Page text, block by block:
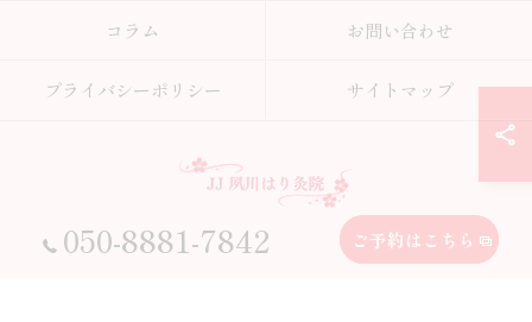
050-8881-7842 ご予約はこちら
コラム お問い合わせ
プライバシーポリシー サイトマップ
© 2026 兵庫県西宮の鍼灸院ならJJ夙川はり灸院 ALL RIGHTS RESERVED.